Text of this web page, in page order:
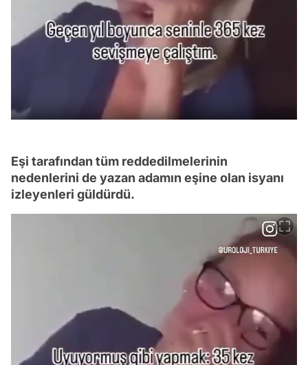
Eşi tarafından tüm reddedilmelerinin
nedenlerini de yazan adamın eşine olan isyanı
izleyenleri güldürdü.